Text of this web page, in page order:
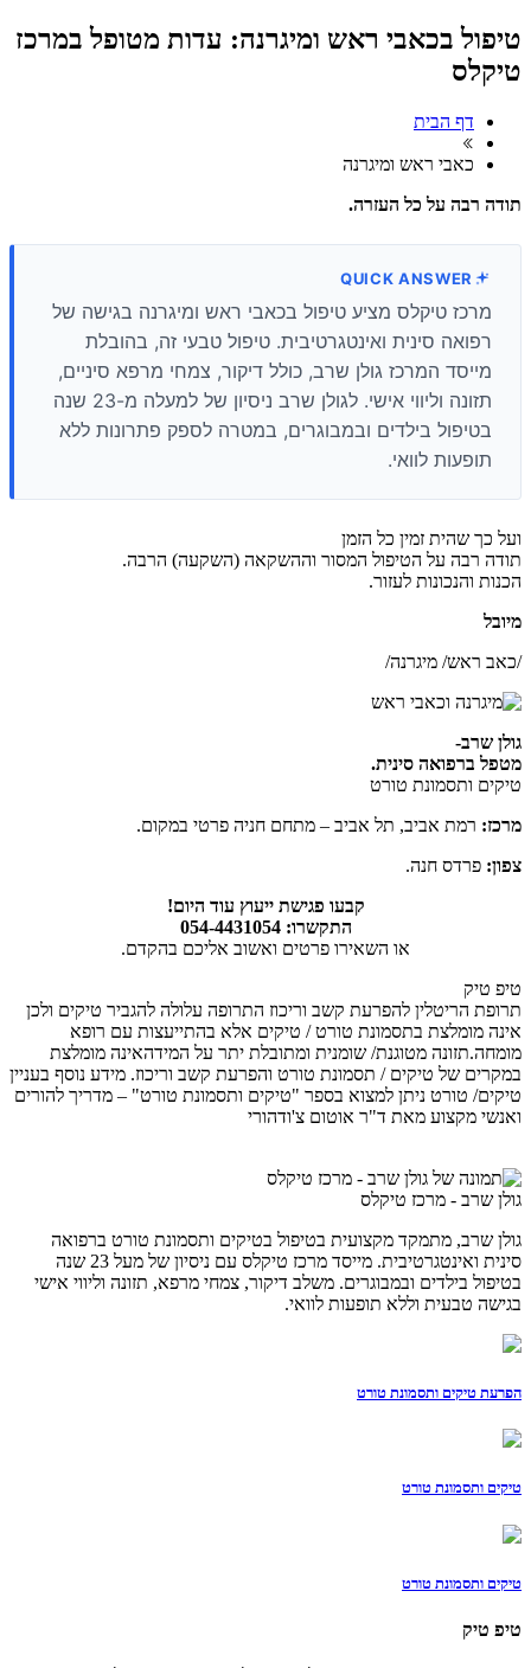
טיפול בכאבי ראש ומיגרנה: עדות מטופל במרכז
טיקלס
דף הבית
כאבי ראש ומיגרנה
תודה רבה על כל העזרה.
QUICK ANSWER
מרכז טיקלס מציע טיפול בכאבי ראש ומיגרנה בגישה של
רפואה סינית ואינטגרטיבית. טיפול טבעי זה, בהובלת
מייסד המרכז גולן שרב, כולל דיקור, צמחי מרפא סיניים,
תזונה וליווי אישי. לגולן שרב ניסיון של למעלה מ-23 שנה
בטיפול בילדים ובמבוגרים, במטרה לספק פתרונות ללא
תופעות לוואי.
ועל כך שהית זמין כל הזמן
תודה רבה על הטיפול המסור וההשקאה (השקעה) הרבה.
הכנות והנכונות לעזור.
מיובל
/כאב ראש/ מיגרנה/
גולן שרב-
מטפל ברפואה סינית.
טיקים ותסמונת טורט
מרכז: רמת אביב, תל אביב – מתחם חניה פרטי במקום.
צפון: פרדס חנה.
קבעו פגישת ייעוץ עוד היום!
התקשרו: 054-4431054
או השאירו פרטים ואשוב אליכם בהקדם.
טיפ טיק
תרופת הריטלין להפרעת קשב וריכוז התרופה עלולה להגביר טיקים ולכן
אינה מומלצת בתסמונת טורט / טיקים אלא בהתייעצות עם רופא
מומחה.תזונה מטוגנת/ שומנית ומתובלת יתר על המידהאינה מומלצת
במקרים של טיקים / תסמונת טורט והפרעת קשב וריכוז. מידע נוסף בעניין
טיקים/ טורט ניתן למצוא בספר "טיקים ותסמונת טורט" – מדריך להורים
ואנשי מקצוע מאת ד"ר אוטום צ'ודהורי
גולן שרב - מרכז טיקלס
גולן שרב, מתמקד מקצועית בטיפול בטיקים ותסמונת טורט ברפואה
סינית ואינטגרטיבית. מייסד מרכז טיקלס עם ניסיון של מעל 23 שנה
בטיפול בילדים ובמבוגרים. משלב דיקור, צמחי מרפא, תזונה וליווי אישי
בגישה טבעית וללא תופעות לוואי.
הפרעת טיקים ותסמונת טורט
טיקים ותסמונת טורט
טיקים ותסמונת טורט
טיפ טיק